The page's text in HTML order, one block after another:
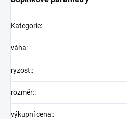
Kategorie:
váha:
ryzost::
rozměr::
výkupní cena::